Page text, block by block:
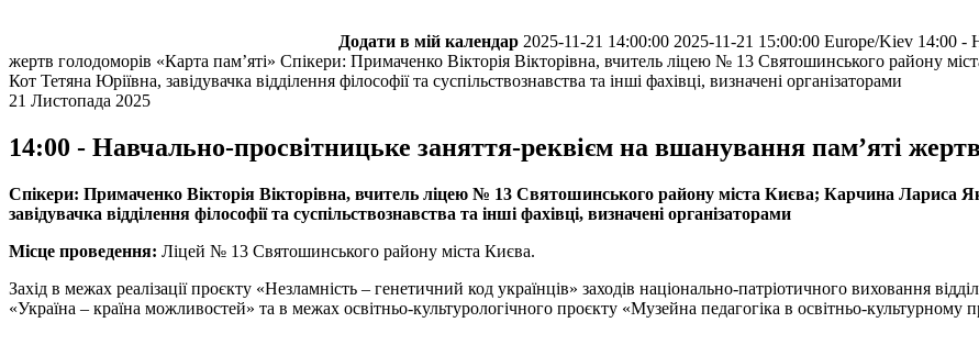
Додати в мій календар 2025-11-21 14:00:00 2025-11-21 15:00:00 Europe/Kiev 14:00 -
жертв голодоморів «Карта пам’яті» Спікери: Примаченко Вікторія Вікторівна, вчитель ліцею № 13 Святошинського району
Кот Тетяна Юріївна, завідувачка відділення філософії та суспільствознавства та інші фахівці, визначені організаторами
21 Листопада 2025
14:00 - Навчально-просвітницьке заняття-реквієм на вшанування пам’яті
Спікери: Примаченко Вікторія Вікторівна, вчитель ліцею № 13 Святошинського району міста Києва; Карчина Лариса
завідувачка відділення філософії та суспільствознавства та інші фахівці, визначені організаторами
Місце проведення: Ліцей № 13 Святошинського району міста Києва.
Захід в межах реалізації проєкту «Незламність – генетичний код українців» заходів національно-патріотичного виховання
«Україна – країна можливостей» та в межах освітньо-культурологічного проєкту «Музейна педагогіка в освітньо-